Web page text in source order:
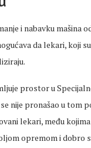
i nabavku mašina
da lekari, koji
prostor u
nije pronašao u tom
lekari, među
opremom i dobro